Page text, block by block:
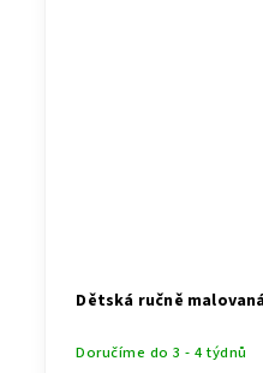
Dětská ručně
Doručíme do 3 - 4 týdnů